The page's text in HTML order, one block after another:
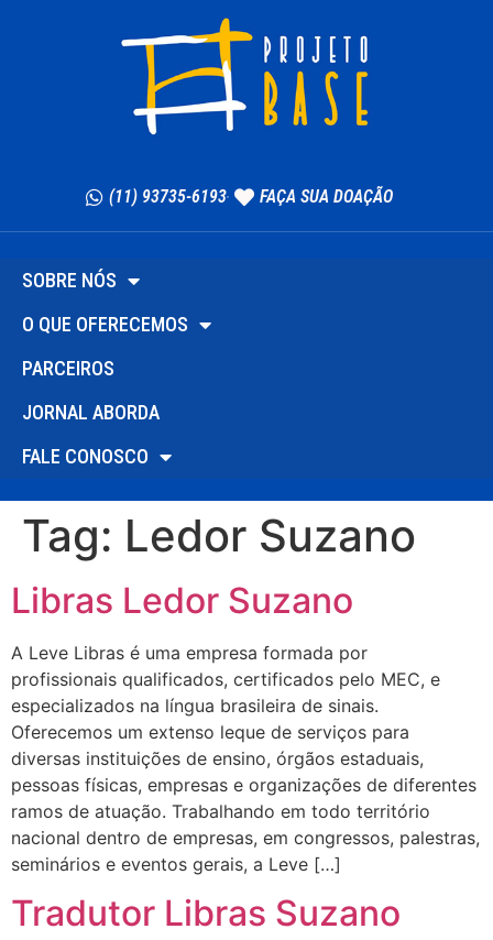
(11) 93735-6193 FAÇA SUA DOAÇÃO
SOBRE NÓS
O QUE OFERECEMOS
PARCEIROS
JORNAL ABORDA
FALE CONOSCO
Tag: Ledor Suzano
Libras Ledor Suzano
A Leve Libras é uma empresa formada por
profissionais qualificados, certificados pelo MEC, e
especializados na língua brasileira de sinais.
Oferecemos um extenso leque de serviços para
diversas instituições de ensino, órgãos estaduais,
pessoas físicas, empresas e organizações de diferentes
ramos de atuação. Trabalhando em todo território
nacional dentro de empresas, em congressos, palestras,
seminários e eventos gerais, a Leve […]
Tradutor Libras Suzano